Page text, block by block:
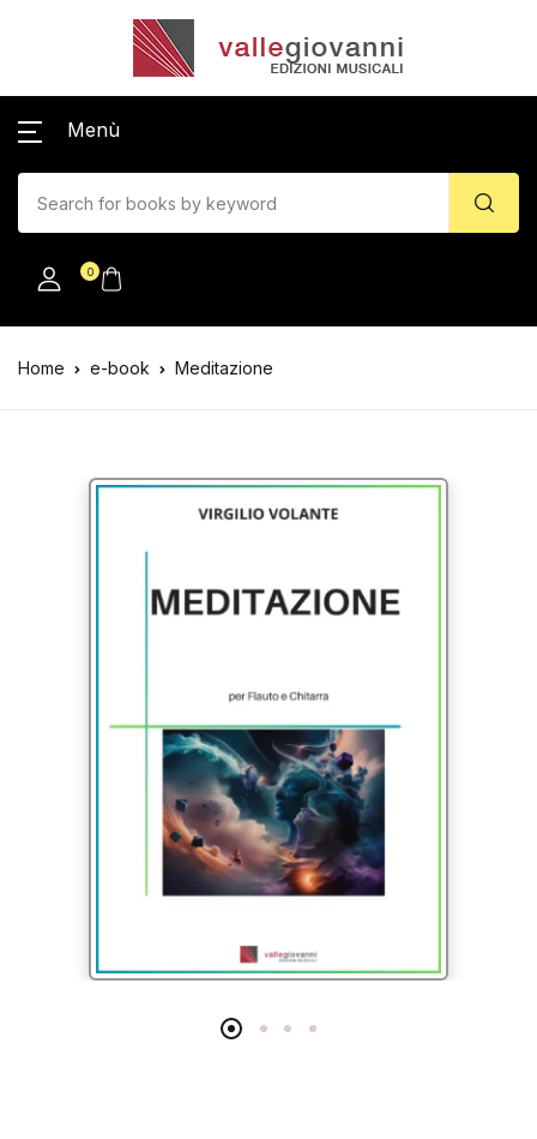
Menù
0
Home e-book Meditazione